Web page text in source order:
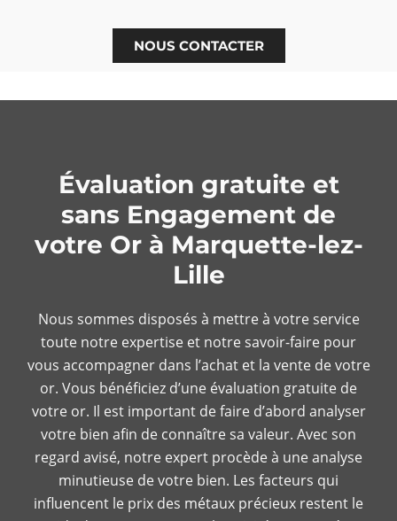
NOUS CONTACTER
Évaluation gratuite et
sans Engagement de
votre Or à Marquette-lez-
Lille
Nous sommes disposés à mettre à votre service
toute notre expertise et notre savoir-faire pour
vous accompagner dans l’achat et la vente de votre
or. Vous bénéficiez d’une évaluation gratuite de
votre or. Il est important de faire d’abord analyser
votre bien afin de connaître sa valeur. Avec son
regard avisé, notre expert procède à une analyse
minutieuse de votre bien. Les facteurs qui
influencent le prix des métaux précieux restent le